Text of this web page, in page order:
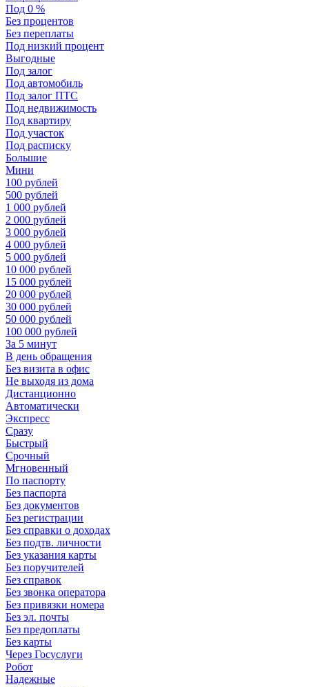
Под 0 %
Без процентов
Без переплаты
Под низкий процент
Выгодные
Под залог
Под автомобиль
Под залог ПТС
Под недвижимость
Под квартиру
Под участок
Под расписку
Большие
Мини
100 рублей
500 рублей
1 000 рублей
2 000 рублей
3 000 рублей
4 000 рублей
5 000 рублей
10 000 рублей
15 000 рублей
20 000 рублей
30 000 рублей
50 000 рублей
100 000 рублей
За 5 минут
В день обращения
Без визита в офис
Не выходя из дома
Дистанционно
Автоматически
Экспресс
Сразу
Быстрый
Срочный
Мгновенный
По паспорту
Без паспорта
Без документов
Без регистрации
Без справки о доходах
Без подтв. личности
Без указания карты
Без поручителей
Без справок
Без звонка оператора
Без привязки номера
Без эл. почты
Без предоплаты
Без карты
Через Госуслуги
Робот
Надежные